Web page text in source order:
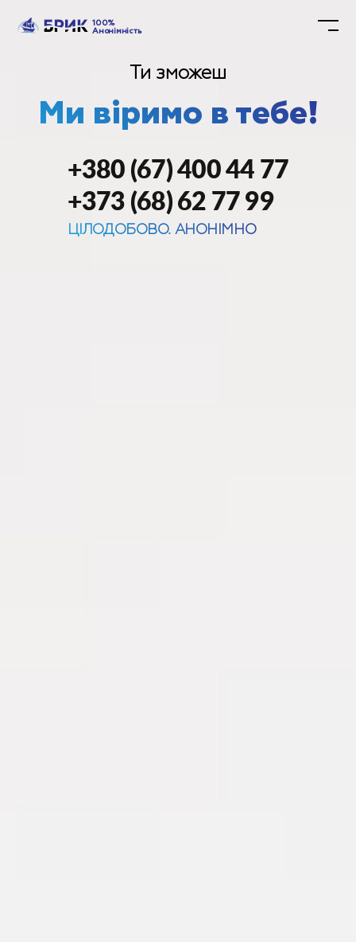
100%
Анонімність
+380 (67) 400 44 77
+373 (68) 62 77 99
ЦІЛОДОБОВО. АНОНІМНО
Ти зможеш
Ми віримо в тебе!